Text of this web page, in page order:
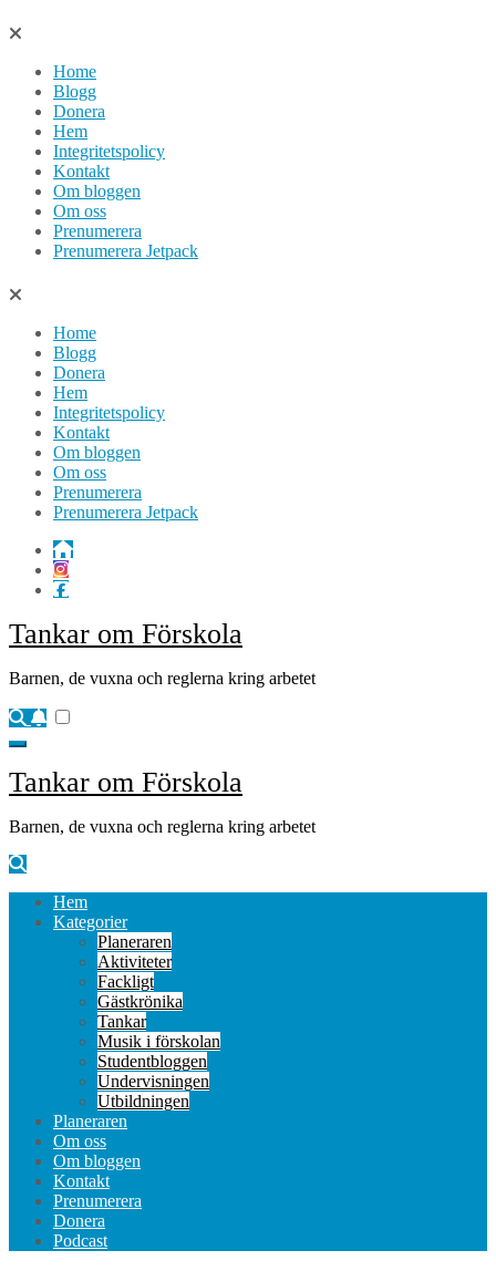
Hoppa
innehållHome
Blogg
Donera
Hem
Integritetspolicy
Kontakt
Om bloggen
Om oss
Prenumerera
Prenumerera Jetpack
Home
Blogg
Donera
Hem
Integritetspolicy
Kontakt
Om bloggen
Om oss
Prenumerera
Prenumerera Jetpack
Tankar om Förskola
Barnen, de vuxna och reglerna kring arbetet
Tankar om Förskola
Barnen, de vuxna och reglerna kring arbetet
Hem
Kategorier
Planeraren
Aktiviteter
Fackligt
Gästkrönika
Tankar
Musik i förskolan
Studentbloggen
Undervisningen
Utbildningen
Planeraren
Om oss
Om bloggen
Kontakt
Prenumerera
Donera
Podcast